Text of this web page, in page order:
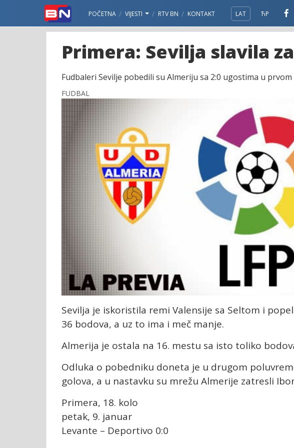
POČETNA VIJESTI RTV BN KONTAKT LAT ЋР
Primera: Sevilja slavila
Fudbaleri Sevilje pobedili su Almeriju sa 2:0 ugostima u
FUDBAL
Sevilja je iskoristila remi Valensije sa Seltom i
36 bodova, a uz to ima i meč manje.
Almerija je ostala na 16. mestu sa isto toliko
Odluka o pobedniku doneta je u drugom
golova, a u nastavku su mrežu Almerije zatresli
Primera, 18. kolo
petak, 9. januar
Levante – Deportivo 0:0